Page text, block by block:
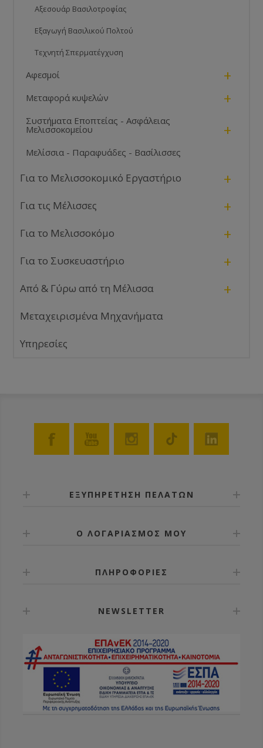
Αξεσουάρ Βασιλοτροφίας
Εξαγωγή Βασιλικού Πολτού
Τεχνητή Σπερματέγχυση
Αφεσμοί +
Μεταφορά κυψελών +
Συστήματα Εποπτείας - Ασφάλειας
Μελισσοκομείου +
Μελίσσια - Παραφυάδες - Βασίλισσες
Για το Μελισσοκομικό Εργαστήριο +
Για τις Μέλισσες +
Για το Μελισσοκόμο +
Για το Συσκευαστήριο +
Από & Γύρω από τη Μέλισσα +
Μεταχειρισμένα Μηχανήματα
Υπηρεσίες
ΕΞΥΠΗΡΕΤΗΣΗ ΠΕΛΑΤΩΝ
Ο ΛΟΓΑΡΙΑΣΜΟΣ ΜΟΥ
ΠΛΗΡΟΦΟΡΙΕΣ
NEWSLETTER